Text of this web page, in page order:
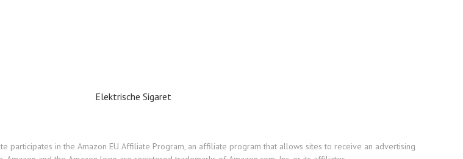
Elektrische Sigaret
participates in the Amazon EU Affiliate Program, an affiliate program that allows sites to receive an advertising